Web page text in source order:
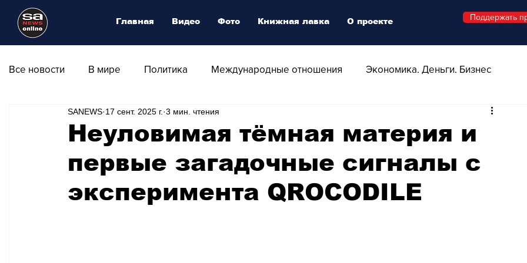
Все новости В мире Политика Международные отношения Экономика. Деньги. Бизнес
Общество Армия Аналитика
Транспорт Культура Магия искусства Swiss Афиша Стиль Стильный четверг
Неуловимая тёмная материя и
первые загадочные сигналы с
эксперимента QROCODILE
SANEWS 17 сент. 2025 г. 3 мин. чтения
Главная Видео Фото Книжная лавка О проекте Поддержать